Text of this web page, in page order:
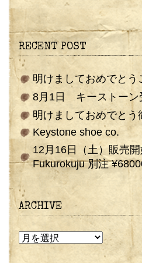
RECENT POST
明けましておめでとう
8月1日 キーストーン
明けましておめでとう
Keystone shoe co.
12月16日（土）販売
Fukurokuju 別注
ARCHIVE
ARCHIVE